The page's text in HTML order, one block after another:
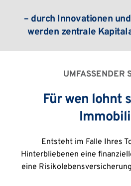
– durch Innovationen
werden zentrale
UMFASSENDER
Für wen lohnt
Entsteht im Falle Ihres
Hinterbliebenen eine
eine